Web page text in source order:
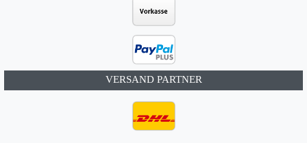
VERSAND PARTNER